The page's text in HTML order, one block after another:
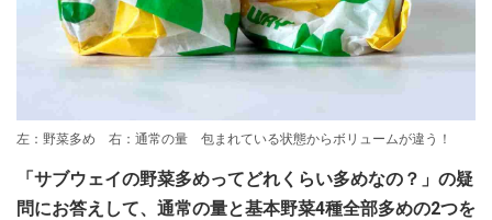
左：野菜多め 右：通常の量 包まれている状態からボリュームが違う！
「サブウェイの野菜多めってどれくらい多めなの？」の疑
問にお答えして、通常の量と基本野菜4種全部多めの2つを